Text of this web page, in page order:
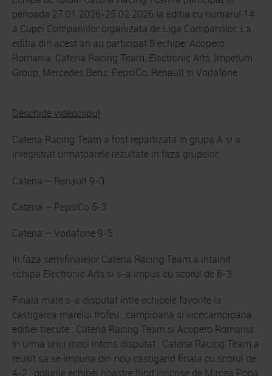
perioada 27.01.2026-25.02.2026 la editia cu numarul 14
a Cupei Companiilor organizata de Liga Companiilor. La
editia din acest an au participat 8 echipe: Acopero
Romania, Catena Racing Team, Electronic Arts, Impetum
Group, Mercedes Benz, PepsiCo, Renault si Vodafone .
Deschide videoclipul
Catena Racing Team a fost repartizata in grupa A si a
inregistrat urmatoarele rezultate in faza grupelor:
Catena – Renault 9-0
Catena – PepsiCo 5-3
Catena – Vodafone 9-5
In faza semifinalelor Catena Racing Team a intalnit
echipa Electronic Arts si s-a impus cu scorul de 6-3.
Finala mare s-a disputat intre echipele favorite la
castigarea marelui trofeu , campioana si vicecampioana
editiei trecute : Catena Racing Team si Acopero Romania.
In urma unui meci intens disputat , Catena Racing Team a
reusit sa se impuna din nou castigand finala cu scorul de
4-2 , golurile echipei noastre fiind inscrise de Mircea Popa